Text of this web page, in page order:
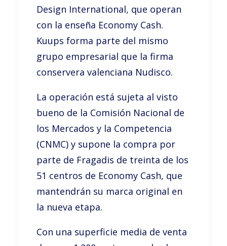
Design International, que operan
con la enseña Economy Cash.
Kuups forma parte del mismo
grupo empresarial que la firma
conservera valenciana Nudisco.
La operación está sujeta al visto
bueno de la Comisión Nacional de
los Mercados y la Competencia
(CNMC) y supone la compra por
parte de Fragadis de treinta de los
51 centros de Economy Cash, que
mantendrán su marca original en
la nueva etapa.
Con una superficie media de venta